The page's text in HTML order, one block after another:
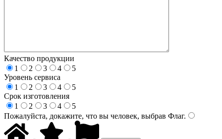
Качество продукции
1
2 3 4
5
Уровень сервиса
1
2 3 4
5
Срок изготовления
1
2 3 4
5
Пожалуйста, докажите, что вы человек, выбрав Флаг.